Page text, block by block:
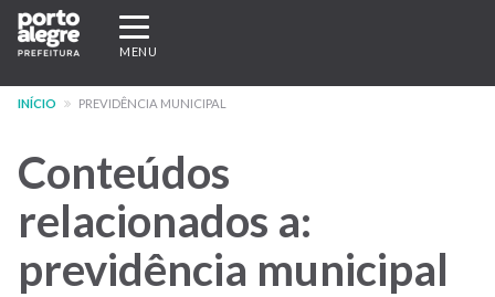
Pular
para
conteúdo
Expandir/recolher
navegação
MENU
INÍCIO PREVIDÊNCIA MUNICIPAL
Conteúdos
relacionados a:
previdência municipal